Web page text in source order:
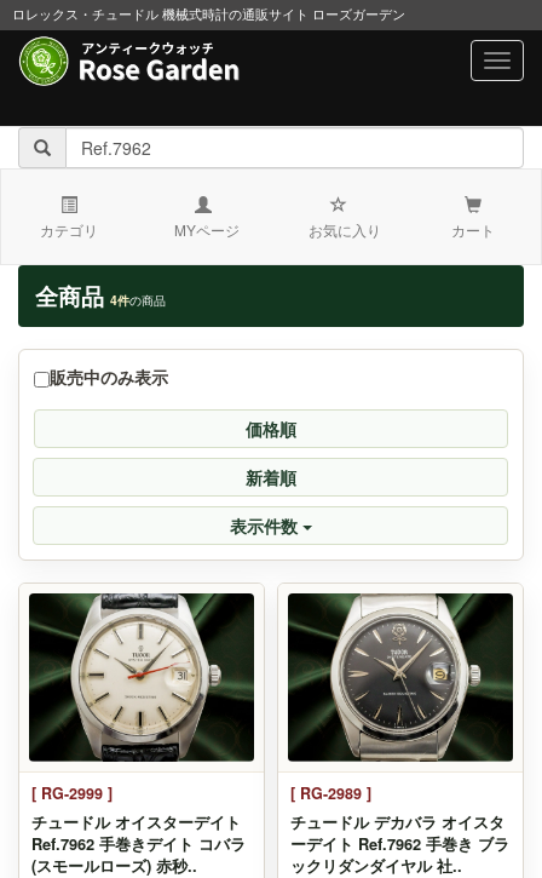
ロレックス・チュードル 機械式時計の通販サイト ローズガーデン
カテゴリ MYページ お気に入り カート
全商品 4件の商品
販売中のみ表示
価格順
新着順
表示件数
[ RG-2999 ]
チュードル オイスターデイト
Ref.7962 手巻きデイト コバラ
(スモールローズ) 赤秒..
[ RG-2989 ]
チュードル デカバラ オイスタ
ーデイト Ref.7962 手巻き ブラ
ックリダンダイヤル 社..